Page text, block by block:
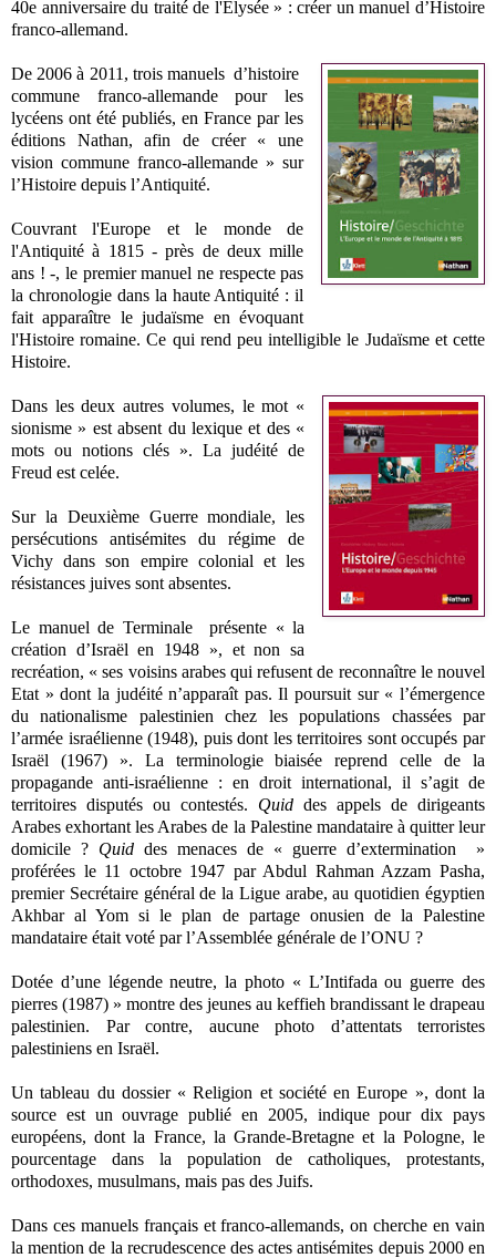
40e anniversaire du traité de l'Elysée » : créer un manuel d’Histoire
franco-allemand.
De 2006 à 2011, trois manuels d’histoire
commune franco-allemande pour les
lycéens ont été publiés, en France par les
éditions Nathan, afin de créer « une
vision commune franco-allemande » sur
l’Histoire depuis l’Antiquité.
Couvrant l'Europe et le monde de
l'Antiquité à 1815 - près de deux mille
ans ! -, le premier manuel ne respecte pas
la chronologie dans la haute Antiquité : il
fait apparaître le judaïsme en évoquant
l'Histoire romaine. Ce qui rend peu intelligible le Judaïsme et cette
Histoire.
Dans les deux autres volumes, le mot «
sionisme » est absent du lexique et des «
mots ou notions clés ». La judéité de
Freud est celée.
Sur la Deuxième Guerre mondiale, les
persécutions antisémites du régime de
Vichy dans son empire colonial et les
résistances juives sont absentes.
Le manuel de Terminale présente « la
création d’Israël en 1948 », et non sa
recréation, « ses voisins arabes qui refusent de reconnaître le nouvel
Etat » dont la judéité n’apparaît pas. Il poursuit sur « l’émergence
du nationalisme palestinien chez les populations chassées par
l’armée israélienne (1948), puis dont les territoires sont occupés par
Israël (1967) ». La terminologie biaisée reprend celle de la
propagande anti-israélienne : en droit international, il s’agit de
territoires disputés ou contestés. Quid des appels de dirigeants
Arabes exhortant les Arabes de la Palestine mandataire à quitter leur
domicile ? Quid des menaces de « guerre d’extermination »
proférées le 11 octobre 1947 par Abdul Rahman Azzam Pasha,
premier Secrétaire général de la Ligue arabe, au quotidien égyptien
Akhbar al Yom si le plan de partage onusien de la Palestine
mandataire était voté par l’Assemblée générale de l’ONU ?
Dotée d’une légende neutre, la photo « L’Intifada ou guerre des
pierres (1987) » montre des jeunes au keffieh brandissant le drapeau
palestinien. Par contre, aucune photo d’attentats terroristes
palestiniens en Israël.
Un tableau du dossier « Religion et société en Europe », dont la
source est un ouvrage publié en 2005, indique pour dix pays
européens, dont la France, la Grande-Bretagne et la Pologne, le
pourcentage dans la population de catholiques, protestants,
orthodoxes, musulmans, mais pas des Juifs.
Dans ces manuels français et franco-allemands, on cherche en vain
la mention de la recrudescence des actes antisémites depuis 2000 en